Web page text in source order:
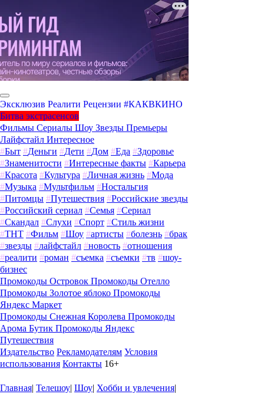
Эксклюзив Реалити Рецензии #КАКВКИНО
Битва экстрасенсов
Фильмы Сериалы Шоу Звезды Премьеры
Лайфстайл Интересное
#Быт #Деньги #Дети #Дом #Еда #Здоровье
#Знаменитости #Интересные факты #Карьера
#Красота #Культура #Личная жизнь #Мода
#Музыка #Мультфильм #Ностальгия
#Питомцы #Путешествия #Российские звезды
#Российский сериал #Семья #Сериал
#Скандал #Слухи #Спорт #Стиль жизни
#ТНТ #Фильм #Шоу #артисты #болезнь #брак
#звезды #лайфстайл #новость #отношения
#реалити #роман #съемка #съемки #тв #шоу-
бизнес
Промокоды Островок Промокоды Отелло
Промокоды Золотое яблоко Промокоды
Яндекс Маркет
Промокоды Снежная Королева Промокоды
Арома Бутик Промокоды Яндекс
Путешествия
Издательство Рекламодателям Условия
использования Контакты 16+
Главная| Телешоу| Шоу| Хобби и увлечения|